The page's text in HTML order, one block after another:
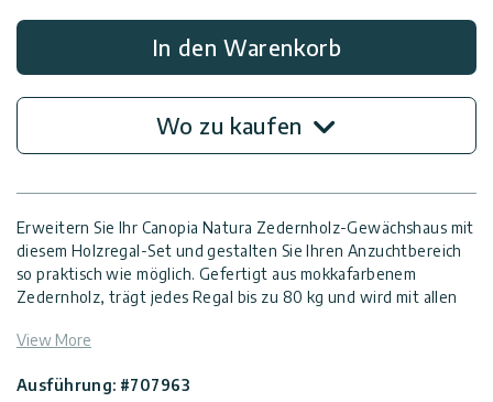
In den Warenkorb
Wo zu kaufen
Erweitern Sie Ihr Canopia Natura Zedernholz-Gewächshaus mit
diesem Holzregal-Set und gestalten Sie Ihren Anzuchtbereich
so praktisch wie möglich. Gefertigt aus mokkafarbenem
Zedernholz, trägt jedes Regal bis zu 80 kg und wird mit allen
Montage am Gewächshausrahmen geliefert.
Bedarf:
View More
Ausführung: #707963